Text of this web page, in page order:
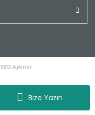
Bize Yazın
SEO Ajansı